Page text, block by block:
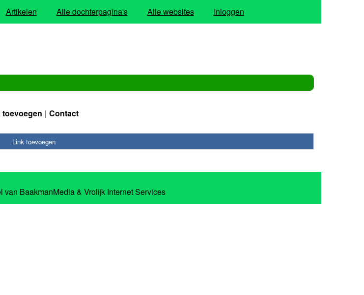
Artikelen Alle dochterpagina's Alle websites Inloggen
toevoegen Contact
Link toevoegen
van BaakmanMedia& Vrolijk Internet Services